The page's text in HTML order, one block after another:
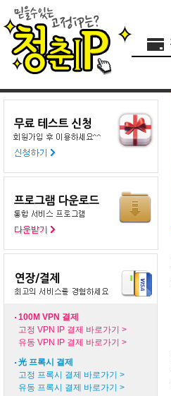
100M VPN 결제
고정 VPN IP 결제 바로가기 >
유동 VPN IP 결제 바로가기 >
光 프록시 결제
고정 프록시 결제 바로가기 >
유동 프록시 결제 바로가기 >